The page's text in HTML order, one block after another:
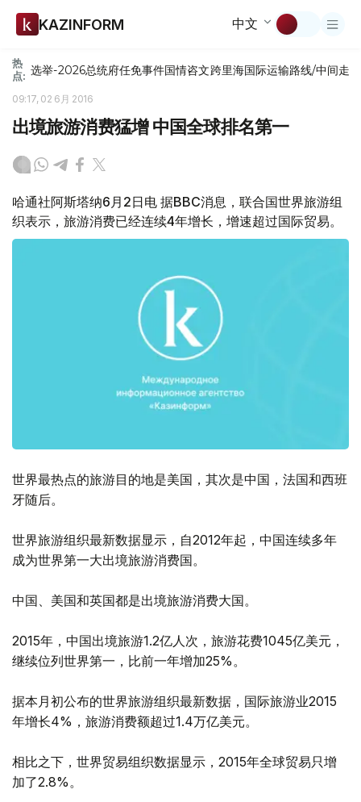
KAZINFORM 中文
热
点: 选举-2026总统府任免事件国情咨文跨里海国际运输路线/中间走廊
09:17, 02 6月 2016
出境旅游消费猛增 中国全球排名第一
哈通社阿斯塔纳6月2日电 据BBC消息，联合国世界旅游组
织表示，旅游消费已经连续4年增长，增速超过国际贸易。
世界最热点的旅游目的地是美国，其次是中国，法国和西班
牙随后。
世界旅游组织最新数据显示，自2012年起，中国连续多年
成为世界第一大出境旅游消费国。
中国、美国和英国都是出境旅游消费大国。
2015年，中国出境旅游1.2亿人次，旅游花费1045亿美元，
继续位列世界第一，比前一年增加25%。
据本月初公布的世界旅游组织最新数据，国际旅游业2015
年增长4%，旅游消费额超过1.4万亿美元。
相比之下，世界贸易组织数据显示，2015年全球贸易只增
加了2.8%。